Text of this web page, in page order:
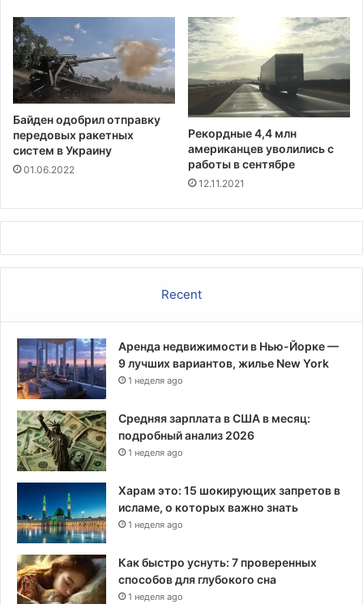
е
л
е
х
в
Н
ь
ю
Й
к
с
и
л
ь
н
о
з
а
г
я
з
н
е
н
Байден одобрил отправку
передовых ракетных
систем в Украину
01.06.2022
Рекордные 4,4 млн
американцев уволились с
работы в сентябре
12.11.2021
Recent
Аренда недвижимости в Нью-Йорке —
9 лучших вариантов, жилье New York
1 неделя ago
Средняя зарплата в США в месяц:
подробный анализ 2026
1 неделя ago
Харам это: 15 шокирующих запретов в
исламе, о которых важно знать
1 неделя ago
Как быстро уснуть: 7 проверенных
способов для глубокого сна
1 неделя ago